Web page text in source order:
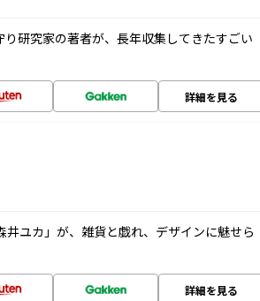
研究家の著者が、長年収集してきたすごい
詳細を見る
ユカ」が、雑貨と戯れ、デザインに魅せら
詳細を見る